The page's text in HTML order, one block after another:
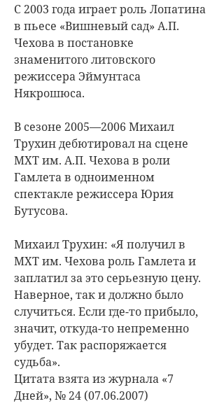
С 2003 года играет роль Лопатина
в пьесе «Вишневый сад» А.П.
Чехова в постановке
знаменитого литовского
режиссера Эймунтаса
Някрошюса.
В сезоне 2005—2006 Михаил
Трухин дебютировал на сцене
МХТ им. А.П. Чехова в роли
Гамлета в одноименном
спектакле режиссера Юрия
Бутусова.
Михаил Трухин: «Я получил в
МХТ им. Чехова роль Гамлета и
заплатил за это серьезную цену.
Наверное, так и должно было
случиться. Если где-то прибыло,
значит, откуда-то непременно
убудет. Так распоряжается
судьба».
Цитата взята из журнала «7
Дней», № 24 (07.06.2007)